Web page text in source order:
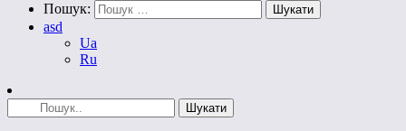
Пошук:
asd
Ua
Ru